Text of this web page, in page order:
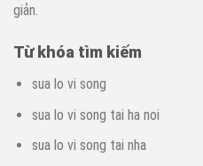
giản.
Từkhóa tìm kiếm
sua lo vi song
sua lo vi song tai ha noi
sua lo vi song tai nha